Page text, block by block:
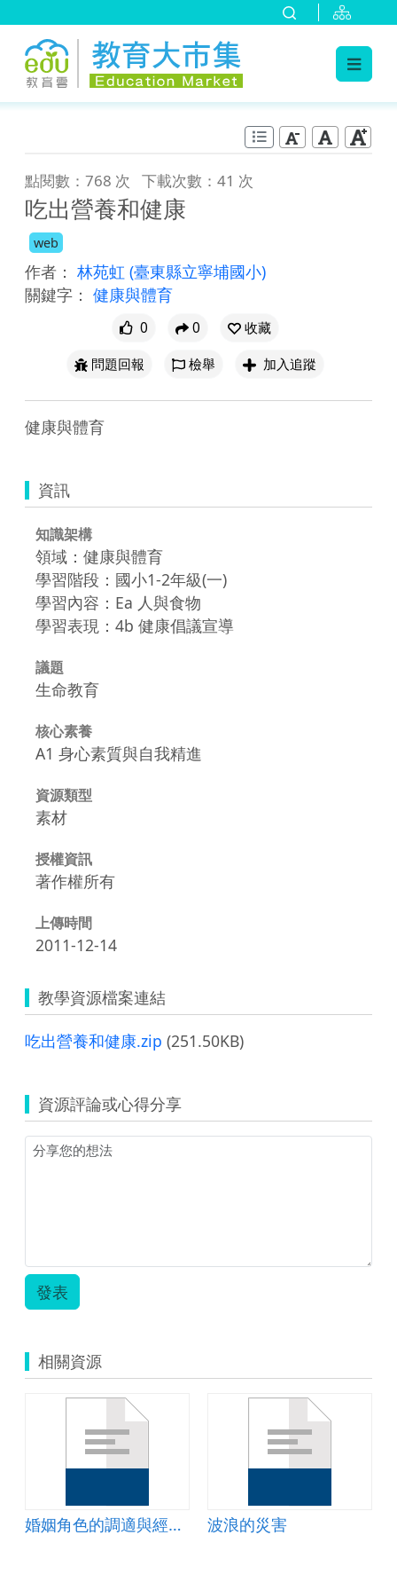
點閱數：768 次 下載次數：41 次
吃出營養和健康
web
作者： 林苑虹 (臺東縣立寧埔國小)
關鍵字： 健康與體育
0 0
收藏
問題回報
檢舉 加入追蹤
健康與體育
資訊
知識架構
領域：健康與體育
學習階段：國小1-2年級(一)
學習內容：Ea 人與食物
學習表現：4b 健康倡議宣導
議題
生命教育
核心素養
A1 身心素質與自我精進
資源類型
素材
授權資訊
著作權所有
上傳時間
2011-12-14
教學資源檔案連結
吃出營養和健康.zip (251.50KB)
資源評論或心得分享
發表
相關資源
婚姻角色的調適與經營(五)情感支持篇教案 波浪的災害